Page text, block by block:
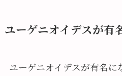
ユーゲニオイデスが有
ユーゲニオイデスが有名